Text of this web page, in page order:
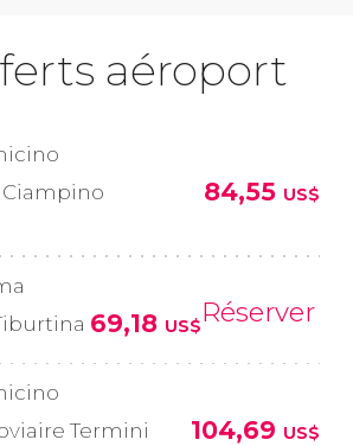
aéroport
84,55 US$
69,18 US$Réserver
Termini
104,69 US$